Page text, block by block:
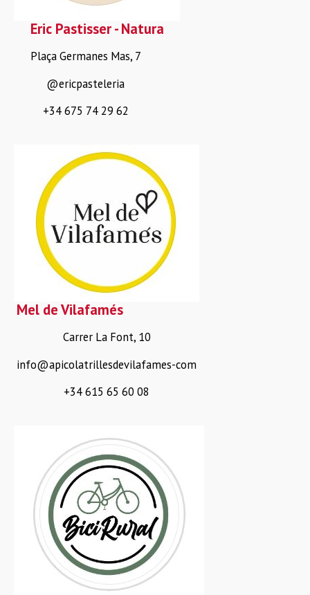
Eric Pastisser - Natura
Plaça Germanes Mas, 7
@ericpasteleria
+34 675 74 29 62
Mel de Vilafamés
Carrer La Font, 10
info@apicolatrillesdevilafames-com
+34 615 65 60 08